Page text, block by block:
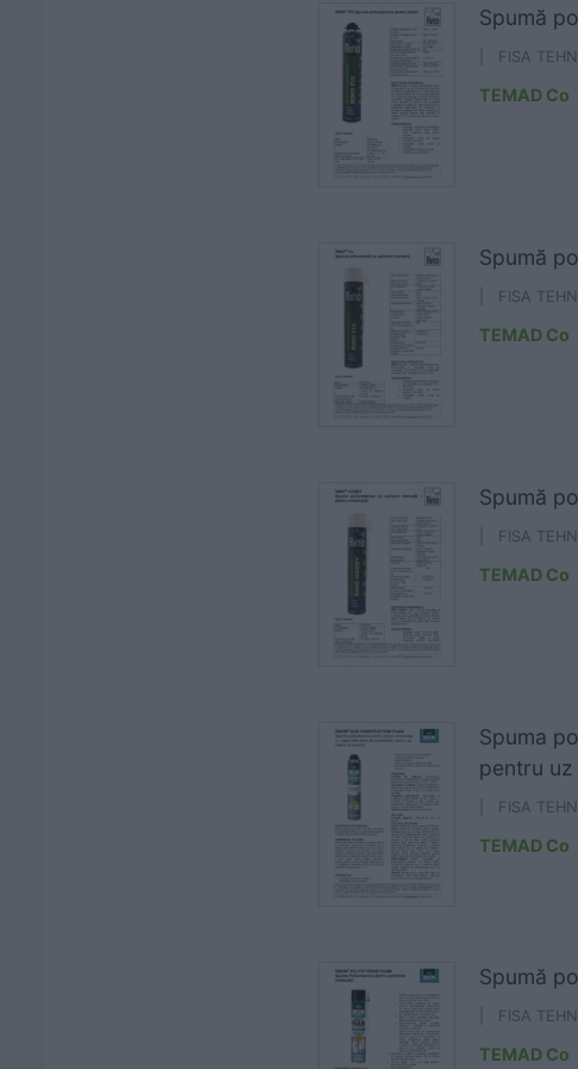
Spumă
| FISA
TEMAD Co
Spumă
| FISA
TEMAD Co
Spumă
| FISA
TEMAD Co
Spuma
pentru uz
| FISA
TEMAD Co
Spumă
| FISA
TEMAD Co